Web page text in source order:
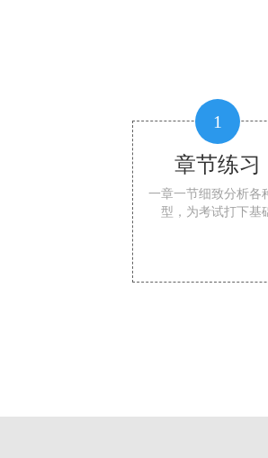
1
章节练习
一章一节细致分析各
型，为考试打下基